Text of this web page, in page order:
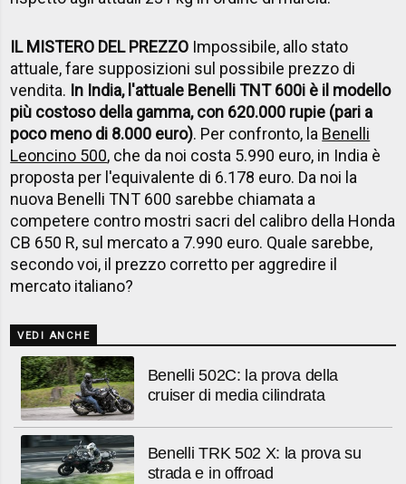
IL MISTERO DEL PREZZO Impossibile, allo stato
attuale, fare supposizioni sul possibile prezzo di
vendita. In India, l'attuale Benelli TNT 600i è il modello
più costoso della gamma, con 620.000 rupie (pari a
poco meno di 8.000 euro). Per confronto, la Benelli
Leoncino 500, che da noi costa 5.990 euro, in India è
proposta per l'equivalente di 6.178 euro. Da noi la
nuova Benelli TNT 600 sarebbe chiamata a
competere contro mostri sacri del calibro della Honda
CB 650 R, sul mercato a 7.990 euro. Quale sarebbe,
secondo voi, il prezzo corretto per aggredire il
mercato italiano?
VEDI ANCHE
Benelli 502C: la prova della
cruiser di media cilindrata
Benelli TRK 502 X: la prova su
strada e in offroad